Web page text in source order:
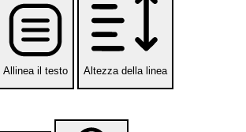
Allinea il testo Altezza della linea